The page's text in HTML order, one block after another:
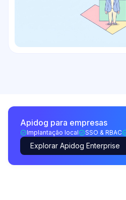
Apidog para empresas
Implantação local SSO & RBAC
Explorar Apidog Enterprise